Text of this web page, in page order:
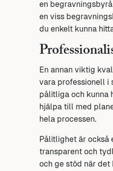
en
en viss
du enkelt kunna
En annan viktig
vara professionell i
pålitliga och kunna
hjälpa till med
hela processen.
Pålitlighet är
transparent och
och ge stöd när det